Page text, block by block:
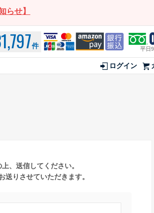
らせ】
件 平日
ログイン
、送信してください。
りさせていただきます。